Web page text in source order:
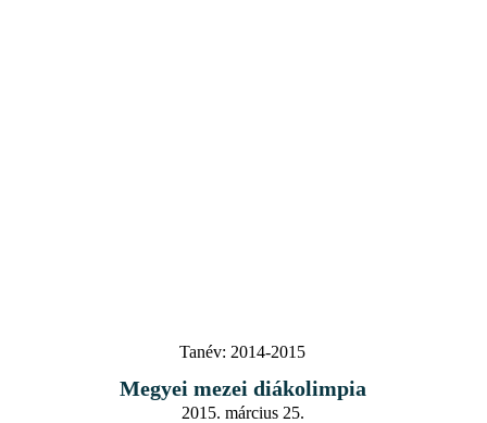
Tanév: 2014-2015
Megyei mezei diákolimpia
2015. március 25.